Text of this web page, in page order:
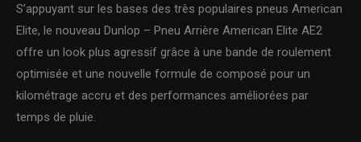
S’appuyant sur les bases des très populaires pneus American
Elite, le nouveau Dunlop – Pneu Arrière American Elite AE2
offre un look plus agressif grâce à une bande de roulement
optimisée et une nouvelle formule de composé pour un
kilométrage accru et des performances améliorées par
temps de pluie.